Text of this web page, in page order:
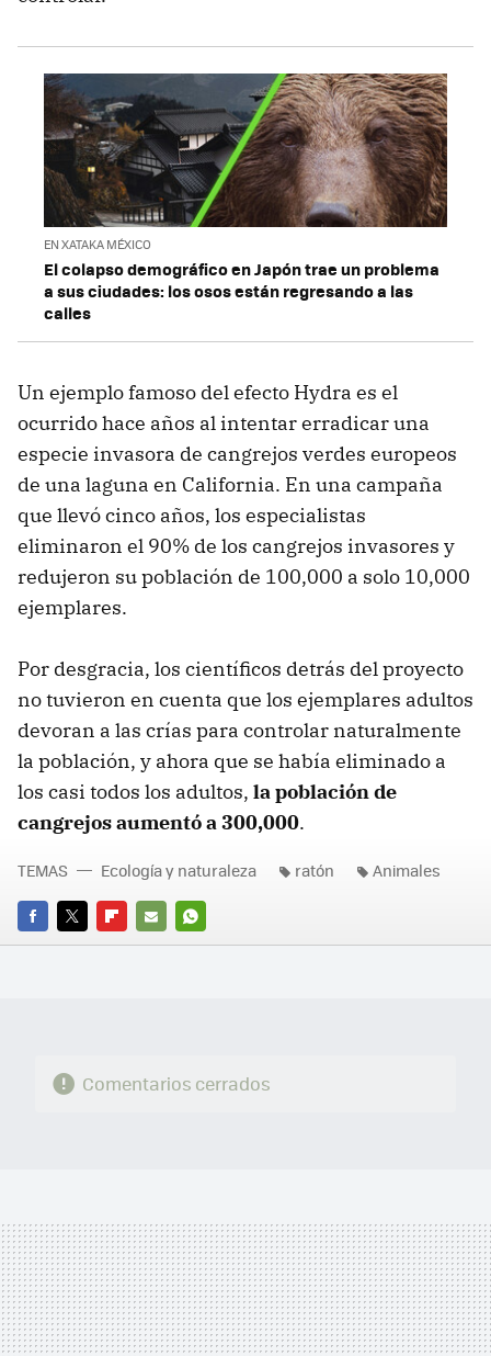
EN XATAKA MÉXICO
El colapso demográfico en Japón trae un problema
a sus ciudades: los osos están regresando a las
calles
Un ejemplo famoso del efecto Hydra es el
ocurrido hace años al intentar erradicar una
especie invasora de cangrejos verdes europeos
de una laguna en California. En una campaña
que llevó cinco años, los especialistas
eliminaron el 90% de los cangrejos invasores y
redujeron su población de 100,000 a solo 10,000
ejemplares.
Por desgracia, los científicos detrás del proyecto
no tuvieron en cuenta que los ejemplares adultos
devoran a las crías para controlar naturalmente
la población, y ahora que se había eliminado a
los casi todos los adultos, la población de
cangrejos aumentó a 300,000.
FACEBOOK
TWITTERFLIPBOARD
E-
WHATSAPP
TEMAS Ecología y naturaleza ratón Animales
Comentarios cerrados